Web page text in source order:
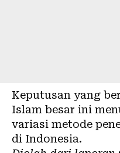
Keputusan yang
Islam besar ini
variasi metode
di Indonesia.